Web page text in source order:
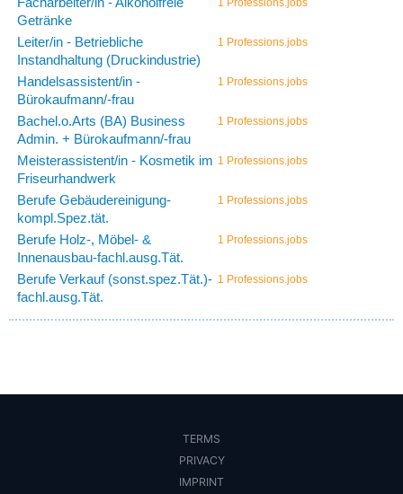
Getränke
Leiter/in - Betriebliche
Instandhaltung (Druckindustrie)
1 Professions.jobs
Handelsassistent/in -
Bürokaufmann/-frau
1 Professions.jobs
Bachel.o.Arts (BA) Business
Admin. + Bürokaufmann/-frau
1 Professions.jobs
Meisterassistent/in - Kosmetik im
Friseurhandwerk
1 Professions.jobs
Berufe Gebäudereinigung-
kompl.Spez.tät.
1 Professions.jobs
Berufe Holz-, Möbel- &
Innenausbau-fachl.ausg.Tät.
1 Professions.jobs
Berufe Verkauf (sonst.spez.Tät.)-
fachl.ausg.Tät.
1 Professions.jobs
TERMS
PRIVACY
IMPRINT